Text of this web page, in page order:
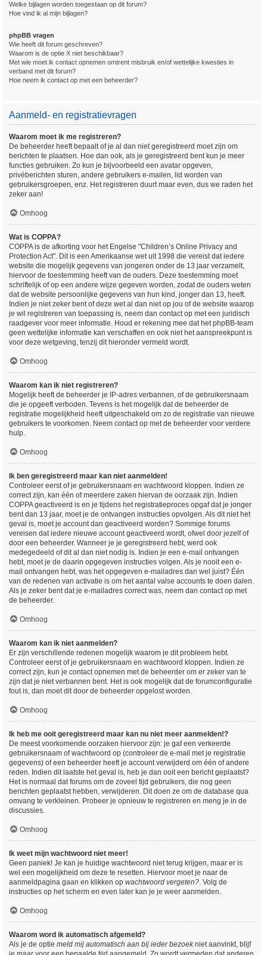
Welke bijlagen worden toegestaan op dit forum?
Hoe vind ik al mijn bijlagen?
phpBB vragen
Wie heeft dit forum geschreven?
Waarom is de optie X niet beschikbaar?
Met wie moet ik contact opnemen omtrent misbruik en/of wettelijke kwesties in
verband met dit forum?
Hoe neem ik contact op met een beheerder?
Aanmeld- en registratievragen
Waarom moet ik me registreren?
De beheerder heeft bepaalt of je al dan niet geregistreerd moet zijn om
berichten te plaatsen. Hoe dan ook, als je geregistreerd bent kun je meer
functies gebruiken. Zo kun je bijvoorbeeld een avatar opgeven,
privéberichten sturen, andere gebruikers e-mailen, lid worden van
gebruikersgroepen, enz. Het registreren duurt maar even, dus we raden het
zeker aan!
Omhoog
Wat is COPPA?
COPPA is de afkorting voor het Engelse "Children’s Online Privacy and
Protection Act". Dit is een Amerikaanse wet uit 1998 die vereist dat iedere
website die mogelijk gegevens van jongeren onder de 13 jaar verzamelt,
hiervoor de toestemming heeft van de ouders. Deze toestemming moet
schriftelijk of op een andere wijze gegeven worden, zodat de ouders weten
dat de website persoonlijke gegevens van hun kind, jonger dan 13, heeft.
Indien je niet zeker bent of deze wet al dan niet op jou of de website waarop
je wil registreren van toepassing is, neem dan contact op met een juridisch
raadgever voor meer informatie. Houd er rekening mee dat het phpBB-team
geen wettelijke informatie kan verschaffen en ook niet het aanspreekpunt is
voor deze wetgeving, tenzij dit hieronder vermeld wordt.
Omhoog
Waarom kan ik niet registreren?
Mogelijk heeft de beheerder je IP-adres verbannen, of de gebruikersnaam
die je opgeeft verboden. Tevens is het mogelijk dat de beheerder de
registratie mogelijkheid heeft uitgeschakeld om zo de registratie van nieuwe
gebruikers te voorkomen. Neem contact op met de beheerder voor verdere
hulp.
Omhoog
Ik ben geregistreerd maar kan niet aanmelden!
Controleer eerst of je gebruikersnaam en wachtwoord kloppen. Indien ze
correct zijn, kan één of meerdere zaken hiervan de oorzaak zijn. Indien
COPPA geactiveerd is en je tijdens het registratieproces opgaf dat je jonger
bent dan 13 jaar, moet je de ontvangen instructies opvolgen. Als dit niet het
geval is, moet je account dan geactiveerd worden? Sommige forums
vereisen dat iedere nieuwe account geactiveerd wordt, ofwel door jezelf of
door een beheerder. Wanneer je je geregistreerd hebt, werd ook
medegedeeld of dit al dan niet nodig is. Indien je een e-mail ontvangen
hebt, moet je de daarin opgegeven instructies volgen. Als je nooit een e-
mail ontvangen hebt, was het opgegeven e-mailadres dan wel juist? Één
van de redenen van activatie is om het aantal valse accounts te doen dalen.
Als je zeker bent dat je e-mailadres correct was, neem dan contact op met
de beheerder.
Omhoog
Waarom kan ik niet aanmelden?
Er zijn verschillende redenen mogelijk waarom je dit probleem hebt.
Controleer eerst of je gebruikersnaam en wachtwoord kloppen. Indien ze
correct zijn, kun je contact opnemen met de beheerder om er zeker van te
zijn dat je niet verbannen bent. Het is ook mogelijk dat de forumconfiguratie
fout is, dan moet dit door de beheerder opgelost worden.
Omhoog
Ik heb me ooit geregistreerd maar kan nu niet meer aanmelden!?
De meest voorkomende oorzaken hiervoor zijn: je gaf een verkeerde
gebruikersnaam of wachtwoord op (controleer de e-mail met je registratie
gegevens) of een beheerder heeft je account verwijderd om één of andere
reden. Indien dit laatste het geval is, heb je dan ooit een bericht geplaatst?
Het is normaal dat forums om de zoveel tijd gebruikers, die nog geen
berichten geplaatst hebben, verwijderen. Dit doen ze om de database qua
omvang te verkleinen. Probeer je opnieuw te registreren en meng je in de
discussies.
Omhoog
Ik weet mijn wachtwoord niet meer!
Geen paniek! Je kan je huidige wachtwoord niet terug krijgen, maar er is
wel een mogelijkheid om deze te resetten. Hiervoor moet je naar de
aanmeldpagina gaan en klikken op wachtwoord vergeten?. Volg de
instructies op het scherm en even later kan je je weer aanmelden.
Omhoog
Waarom word ik automatisch afgemeld?
Als je de optie meld mij automatisch aan bij ieder bezoekniet aanvinkt, blijf